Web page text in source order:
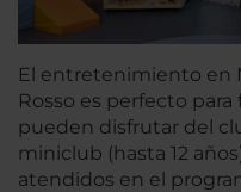
El entretenimiento en
Rosso es perfecto
pueden disfrutar del
miniclub (hasta 12
atendidos en el